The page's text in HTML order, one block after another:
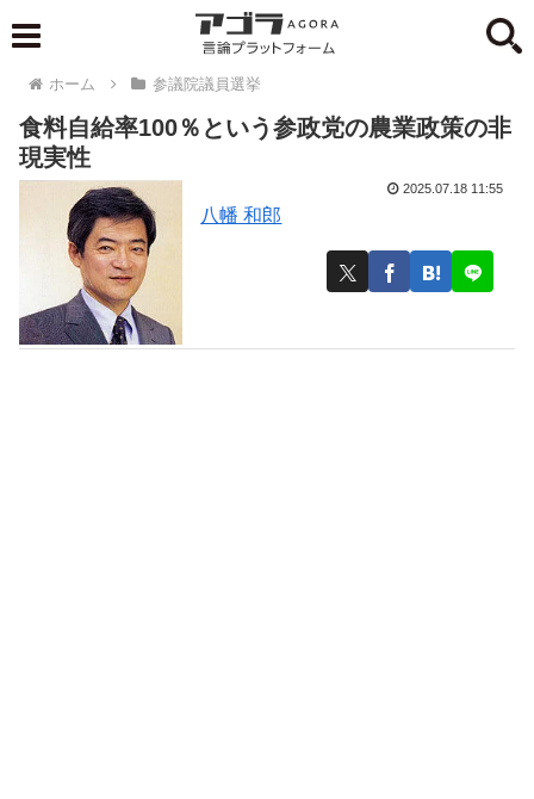
ホーム 参議院議員選挙
食料自給率100％という参政党の農業政策の非
現実性
八幡 和郎
2025.07.18 11:55